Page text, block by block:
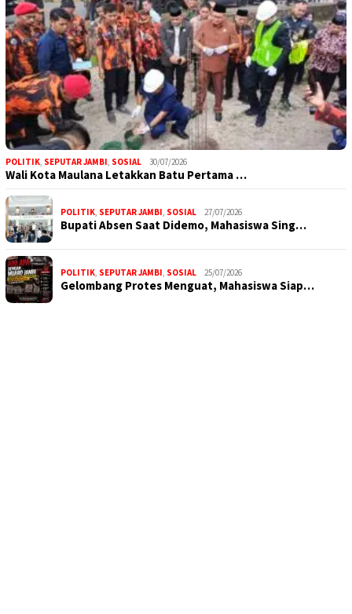
POLITIK, SEPUTAR JAMBI, SOSIAL 30/07/2026
Wali Kota Maulana Letakkan Batu Pertama …
POLITIK, SEPUTAR JAMBI, SOSIAL 27/07/2026
Bupati Absen Saat Didemo, Mahasiswa Sing…
POLITIK, SEPUTAR JAMBI, SOSIAL 25/07/2026
Gelombang Protes Menguat, Mahasiswa Siap…